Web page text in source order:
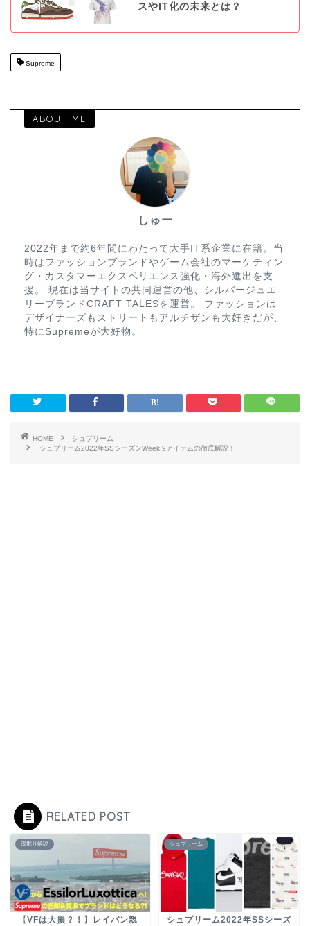
スやIT化の未来とは？
Supreme
ABOUT ME
しゅー
2022年まで約6年間にわたって大手IT系企業に在籍。当
時はファッションブランドやゲーム会社のマーケティン
グ・カスタマーエクスペリエンス強化・海外進出を支
援。 現在は当サイトの共同運営の他、シルバージュエ
リーブランドCRAFT TALESを運営。 ファッションは
デザイナーズもストリートもアルチザンも大好きだが、
特にSupremeが大好物。
HOME
シュプリーム
シュプリーム2022年SSシーズンWeek 9アイテムの徹底解説！
RELATED POST
深掘り解説
【VFは大損？！】レイバン親
シュプリーム
シュプリーム2022年SSシーズ